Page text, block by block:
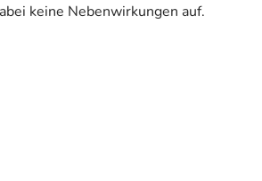
keine Nebenwirkungen auf.